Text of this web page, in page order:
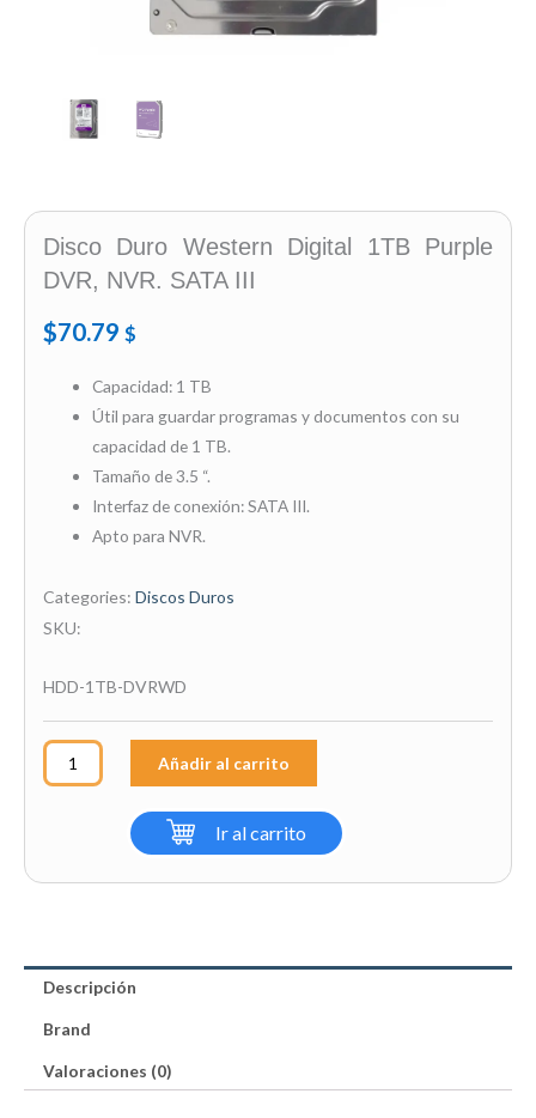
Disco Duro Western Digital 1TB Purple
DVR, NVR. SATA III
$70.79 $
Capacidad: 1 TB
Útil para guardar programas y documentos con su
capacidad de 1 TB.
Tamaño de 3.5 “.
Interfaz de conexión: SATA III.
Apto para NVR.
Categories: Discos Duros
SKU:
HDD-1TB-DVRWD
Disco
Duro
NVR.
SATA
III
Añadir al carrito
Ir al carrito
Descripción
Brand
Valoraciones (0)